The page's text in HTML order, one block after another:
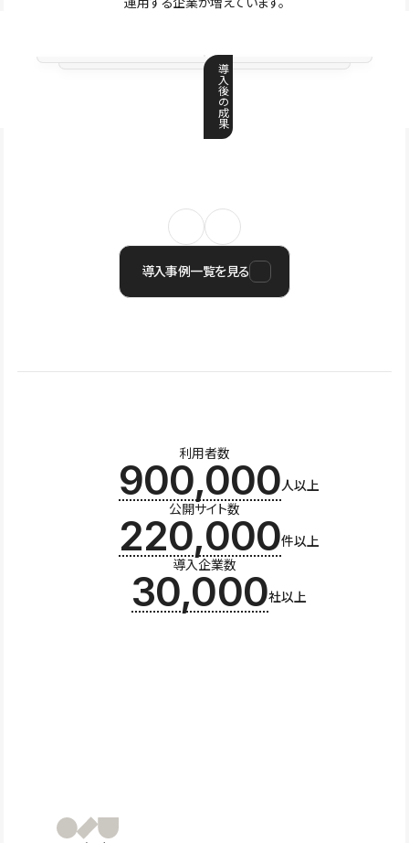
導
入
後
の
成
果
導入事例一覧を見る
利用者数
900,000人以上
公開サイト数
220,000件以上
導入企業数
30,000社以上